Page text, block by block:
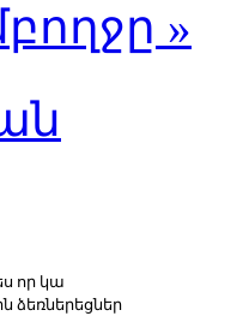
»
որ կա
ձեռներեցներ